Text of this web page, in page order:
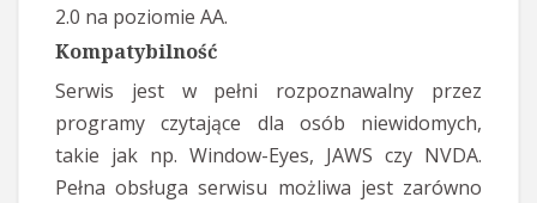
2.0 na poziomie AA.
Kompatybilność
Serwis jest w pełni rozpoznawalny przez
programy czytające dla osób niewidomych,
takie jak np. Window-Eyes, JAWS czy NVDA.
Pełna obsługa serwisu możliwa jest zarówno